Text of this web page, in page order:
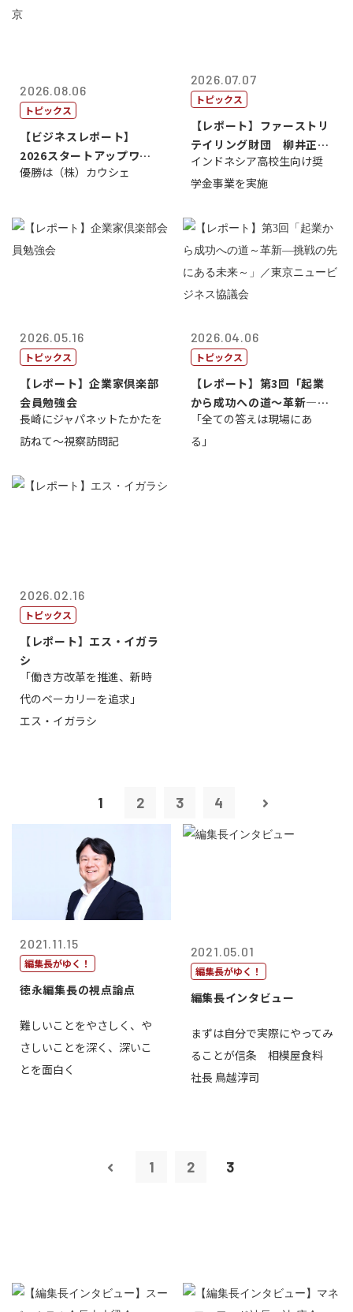
2026.08.06
トピックス
【ビジネスレポート】
2026スタートアップワー
ルドカップ東京
優勝は（株）カウシェ
2026.07.07
トピックス
【レポート】ファーストリ
テイリング財団 柳井正
理事長
インドネシア高校生向け奨
学金事業を実施
2026.05.16
トピックス
【レポート】企業家倶楽部
会員勉強会
長崎にジャパネットたかたを
訪ねて～視察訪問記
2026.04.06
トピックス
【レポート】第3回「起業
から成功への道～革新―挑
戦の先にある...
「全ての答えは現場にあ
る」
2026.02.16
トピックス
【レポート】エス・イガラ
シ
「働き方改革を推進、新時
代のベーカリーを追求」
エス・イガラシ
1 2 3 4
2021.11.15
編集長がゆく！
徳永編集長の視点論点
難しいことをやさしく、や
さしいことを深く、深いこ
とを面白く
2021.05.01
編集長がゆく！
編集長インタビュー
まずは自分で実際にやってみ
ることが信条 相模屋食料
社長 鳥越淳司
1 2 3